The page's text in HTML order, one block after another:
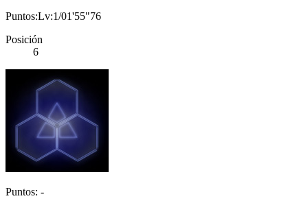
Puntos:Lv:1/01'55"76
Posición
6
Puntos: -